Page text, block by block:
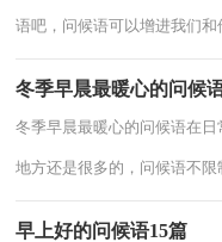
语吧，问候语可以增进我们
冬季早晨最暖心的问候
冬季早晨最暖心的问候语在
地方还是很多的，问候语不
早上好的问候语15篇